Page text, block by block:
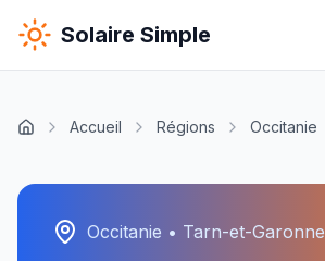
Solaire Simple
Accueil Régions Occitanie
Occitanie • Tarn-et-Garonne